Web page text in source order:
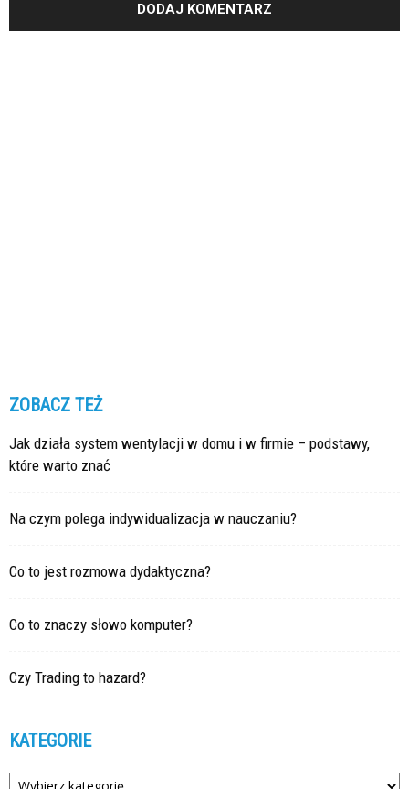
ZOBACZ TEŻ
Jak działa system wentylacji w domu i w firmie – podstawy,
które warto znać
Na czym polega indywidualizacja w nauczaniu?
Co to jest rozmowa dydaktyczna?
Co to znaczy słowo komputer?
Czy Trading to hazard?
KATEGORIE
Kategorie